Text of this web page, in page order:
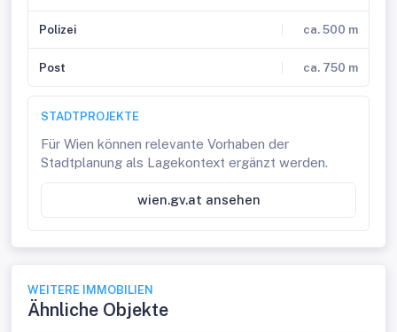
Polizei ca. 500 m
Post ca. 750 m
STADTPROJEKTE
Für Wien können relevante Vorhaben der
Stadtplanung als Lagekontext ergänzt werden.
wien.gv.at ansehen
WEITERE IMMOBILIEN
Ähnliche Objekte